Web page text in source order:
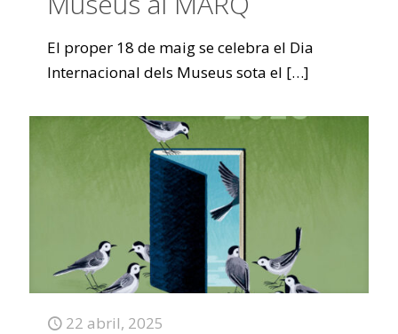
El proper 18 de maig se celebra el Dia
Internacional dels Museus sota el […]
22 abril, 2025